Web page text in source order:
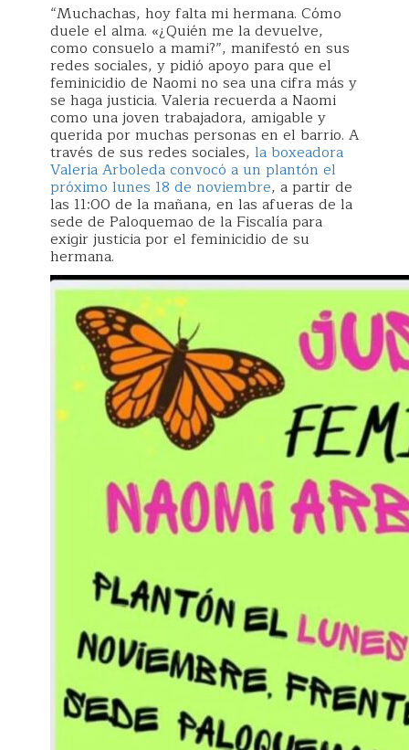
“Muchachas, hoy falta mi hermana. Cómo
duele el alma. «¿Quién me la devuelve,
como consuelo a mami?”, manifestó en sus
redes sociales, y pidió apoyo para que el
feminicidio de Naomi no sea una cifra más y
se haga justicia. Valeria recuerda a Naomi
como una joven trabajadora, amigable y
querida por muchas personas en el barrio. A
través de sus redes sociales, la boxeadora
Valeria Arboleda convocó a un plantón el
próximo lunes 18 de noviembre, a partir de
las 11:00 de la mañana, en las afueras de la
sede de Paloquemao de la Fiscalía para
exigir justicia por el feminicidio de su
hermana.